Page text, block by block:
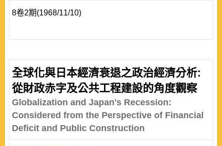
8卷2期(1968/11/10)
全球化與日本經濟衰退之政治經濟分析:
從財政赤字及公共工程建設的角度觀察
Globalization and Japan's Recession:
Considered from the Perspective of Financial
Deficit and Public Construction